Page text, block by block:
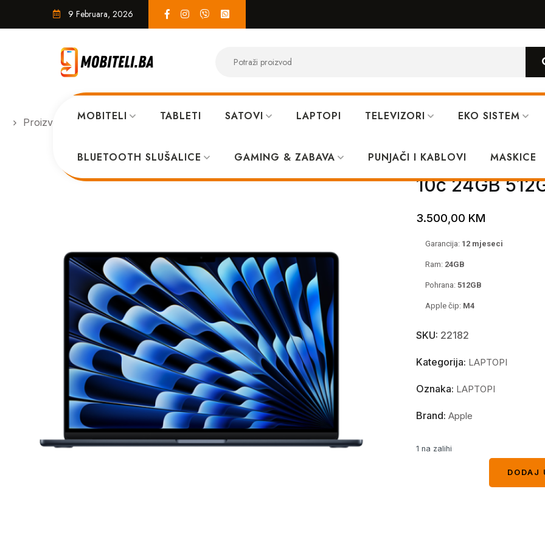
9 Februara, 2026
MOBITELI TABLETI SATOVI LAPTOPI TELEVIZORI EKO SISTEM
BLUETOOTH SLUŠALICE GAMING & ZABAVA PUNJAČI I KABLOVI MASKICE
Proizvodi LAPTOPI Apple Macbook Air 13 2025 MC6C4LL/A M4 10c 24GB 512GB Midnight
Apple
10c 24GB
3.500,00 KM
Garancija: 12 mjeseci
Ram: 24GB
Pohrana: 512GB
Apple čip: M4
SKU: 22182
Kategorija: LAPTOPI
Oznaka: LAPTOPI
Brand: Apple
1 na zalihi
DODAJ